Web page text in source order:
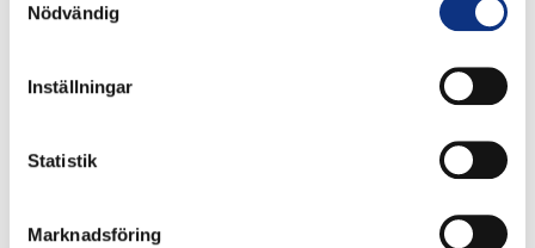
Nödvändig
Inställningar
Statistik
Marknadsföring
Stabes
nyhetsbrev
Signa upp dig på vår nyhetsbrev.